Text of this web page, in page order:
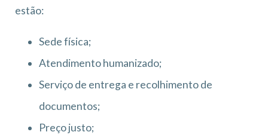
estão:
Sede física;
Atendimento humanizado;
Serviço de entrega e recolhimento de
documentos;
Preço justo;